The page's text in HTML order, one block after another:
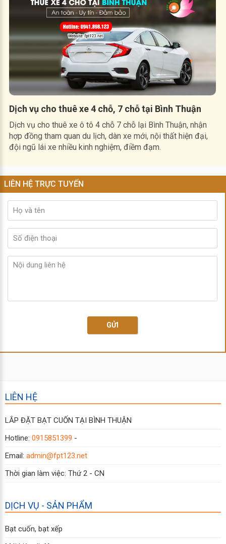
Dịch vụ cho thuê xe 4 chỗ, 7 chỗ tại Bình Thuận
Dịch vụ cho thuê xe ô tô 4 chỗ 7 chỗ lại Bình Thuận, nhận
hợp đồng tham quan du lịch, dàn xe mới, nội thất hiện đại,
đội ngũ lái xe nhiều kinh nghiệm, điềm đạm.
LIÊN HỆ TRỰC TUYẾN
GỬI
LIÊN HỆ
LẮP ĐẶT BẠT CUỐN TẠI BÌNH THUẬN
Hotline: 0915851399 -
Email: admin@fpt123.net
Thời gian làm việc: Thứ 2 - CN
DỊCH VỤ - SẢN PHẨM
Bạt cuốn, bạt xếp